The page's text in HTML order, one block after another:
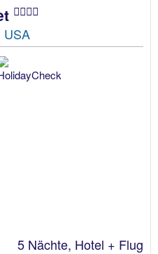
USA
5 Nächte, Hotel + Flug